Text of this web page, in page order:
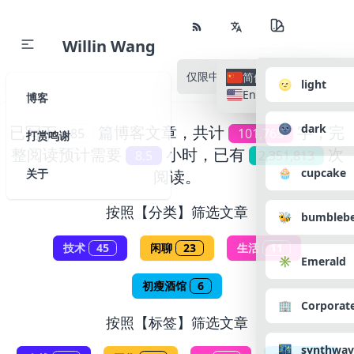
博客
打赏鸣谢
关于
Willin Wang
仅限中文所有语种
简体中文
English
🌝 light
🌚 dark
🧁 cupcake
🐝
✳️ Emerald
🏢
🌃
已写下 篇博客文章，共计 101,765
字，完
小时，已有 2,351,813 次
阅读。
按照【分类】筛选文章
技术 45 闲聊 23 生活 11
初瘦酒馆 6
按照【标签】筛选文章